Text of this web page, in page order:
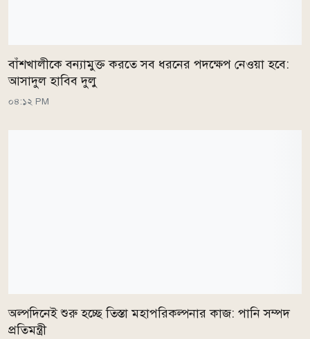
বাঁশখালীকে বন্যামুক্ত করতে সব ধরনের পদক্ষেপ নেওয়া হবে:
আসাদুল হাবিব দুলু
০৪:১২ PM
অল্পদিনেই শুরু হচ্ছে তিস্তা মহাপরিকল্পনার কাজ: পানি সম্পদ
প্রতিমন্ত্রী